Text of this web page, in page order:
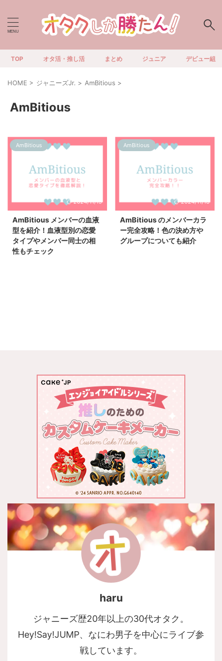
TOP オタ活・推し活 まとめ ジュニア デビュー組
HOME > ジャニーズJr. > AmBitious >
AmBitious
AmBitious
2024/11/19
AmBitious メンバーの血液
型を紹介！血液型別の恋愛
タイプやメンバー同士の相
性もチェック
AmBitious
2024/11/18
AmBitious のメンバーカラ
ー完全攻略！色の決め方や
グループについても紹介
haru
ジャニーズ歴20年以上の30代オタク。
Hey!Say!JUMP、なにわ男子を中心にライブ参
戦しています。